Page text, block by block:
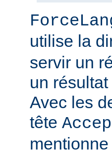
utilise la
servir un
un
Avec les
tête